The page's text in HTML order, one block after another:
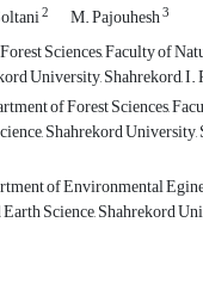
2 M. Pajouhesh3
Sciences, Faculty of
University, Shahrekord, I.
of Forest Sciences,
Shahrekord
of Environmental
Science, Shahrekord